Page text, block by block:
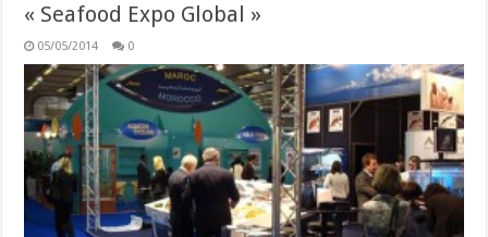
« Seafood Expo Global »
05/05/2014 0